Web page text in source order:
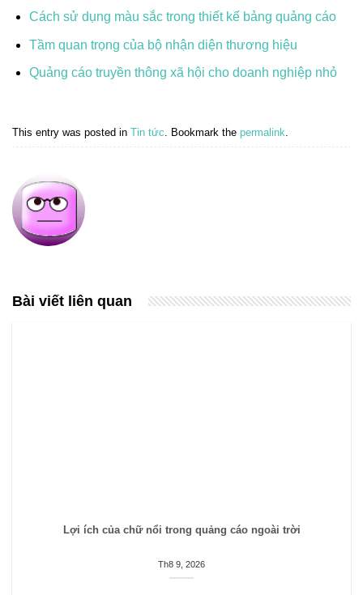
Cách sử dụng màu sắc trong thiết kế bảng quảng cáo
Tầm quan trọng của bộ nhận diện thương hiệu
Quảng cáo truyền thông xã hội cho doanh nghiệp nhỏ
This entry was posted in Tin tức . Bookmark the permalink
Bài viết liên quan
Lợi ích của chữ nổi trong quảng cáo ngoài trời
Th8 9, 2026